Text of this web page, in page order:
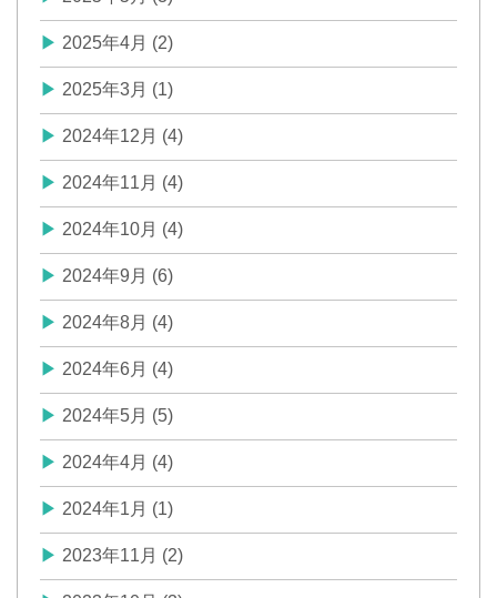
2025年4月 (2)
2025年3月 (1)
2024年12月 (4)
2024年11月 (4)
2024年10月 (4)
2024年9月 (6)
2024年8月 (4)
2024年6月 (4)
2024年5月 (5)
2024年4月 (4)
2024年1月 (1)
2023年11月 (2)